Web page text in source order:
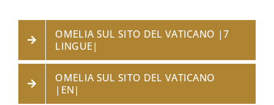
OMELIA SUL SITO DEL VATICANO |7
LINGUE|
OMELIA SUL SITO DEL VATICANO
|EN|